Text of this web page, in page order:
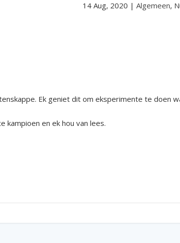
14 Aug, 2020 | Algemeen,
Ek geniet dit om eksperimente te doen
kampioen en ek hou van lees.